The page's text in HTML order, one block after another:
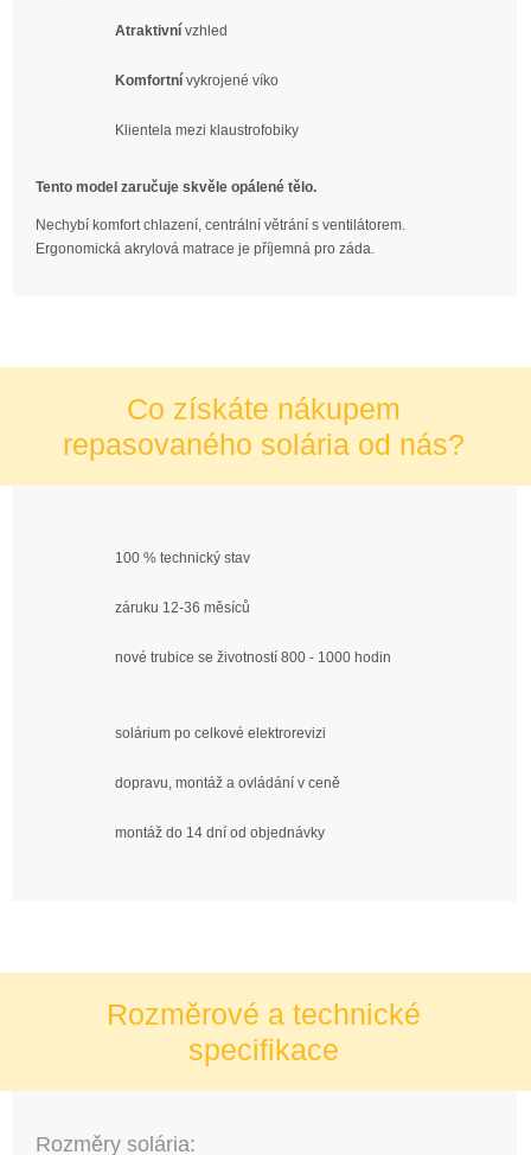
Atraktivní vzhled
Komfortní vykrojené víko
Klientela mezi klaustrofobiky
Tento model zaručuje skvěle opálené tělo.
Nechybí komfort chlazení, centrální větrání s ventilátorem.
Ergonomická akrylová matrace je příjemná pro záda.
Co získáte nákupem
repasovaného solária od nás?
100 % technický stav
záruku 12-36 měsíců
nové trubice se životností 800 - 1000 hodin
solárium po celkové elektrorevizi
dopravu, montáž a ovládání v ceně
montáž do 14 dní od objednávky
Rozměrové a technické
specifikace
Rozměry solária: